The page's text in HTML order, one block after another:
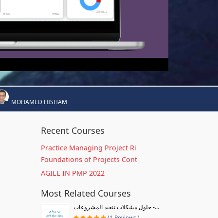
MOHAMED HISHAM
Recent Courses
Practice Managing Project Ri
Foundations of Projects Cont
AGILE IN PMP 2022
Most Related Courses
حلول مشكلات تنفيذ المشروعات -...